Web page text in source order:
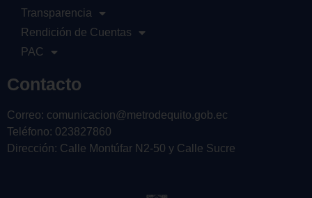
Transparencia
Rendición de Cuentas
PAC
Contacto
Correo: comunicacion@metrodequito.gob.ec
Teléfono: 023827860
Dirección: Calle Montúfar N2-50 y Calle Sucre